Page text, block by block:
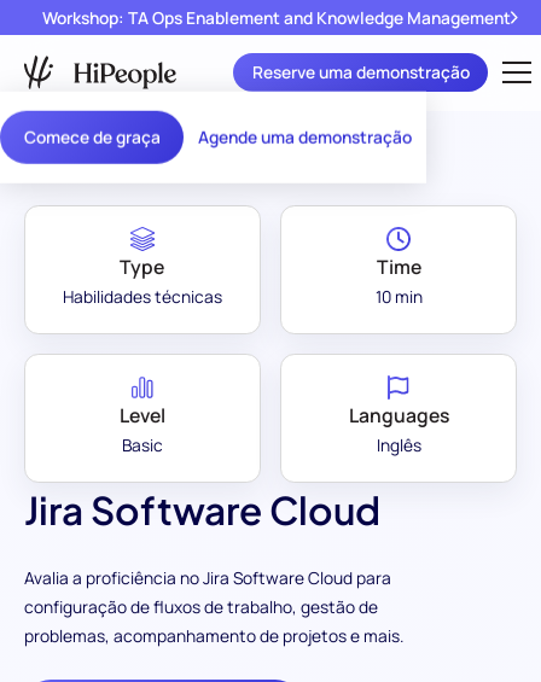
Comece de graça Agende uma demonstração
Workshop: TA Ops Enablement and Knowledge Management
Reserve uma demonstração
Assessment Library
Jira Software Cloud
Avalia a proficiência no Jira Software Cloud para
configuração de fluxos de trabalho, gestão de
problemas, acompanhamento de projetos e mais.
Type
Habilidades técnicas
Time
10 min
Level
Basic
Languages
Inglês